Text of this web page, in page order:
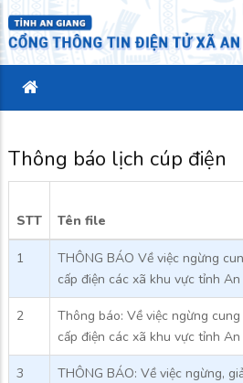
Thông báo lịch cúp điện
STT Tên file
1
THÔNG BÁO Về việc ngừng
cấp điện các xã khu vực tỉnh An
2
Thông báo: Về việc ngừng cung
cấp điện các xã khu vực tỉnh An
3
THÔNG BÁO: Về việc ngừng,